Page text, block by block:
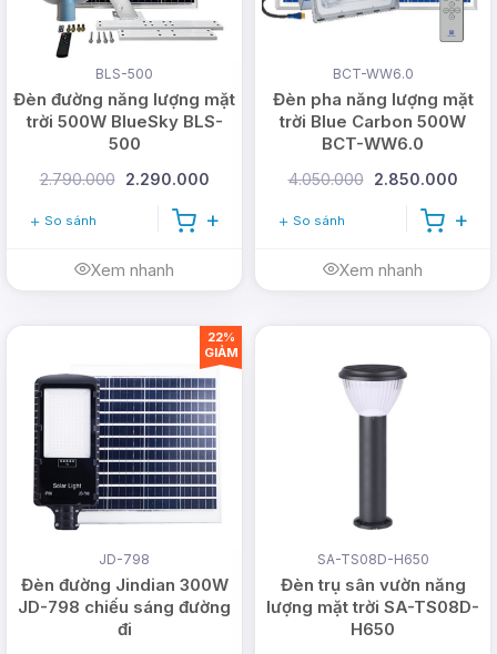
BLS-500
Đèn đường năng lượng mặt
trời 500W BlueSky BLS-
500
2.790.000 2.290.000
So sánh
Xem nhanh
BCT-WW6.0
Đèn pha năng lượng mặt
trời Blue Carbon 500W
BCT-WW6.0
4.050.000 2.850.000
So sánh
Xem nhanh
JD-798
Đèn đường Jindian 300W
JD-798 chiếu sáng đường
đi
22%
GIẢM
SA-TS08D-H650
Đèn trụ sân vườn năng
lượng mặt trời SA-TS08D-
H650